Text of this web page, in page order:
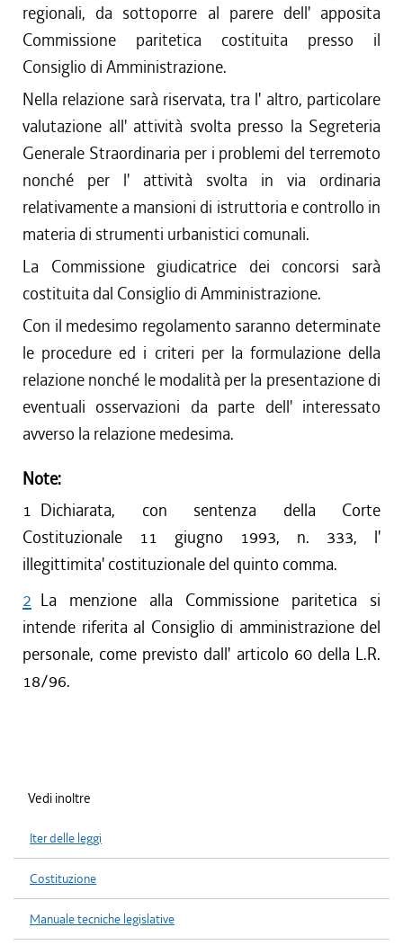
regionali, da sottoporre al parere dell' apposita
Commissione paritetica costituita presso il
Consiglio di Amministrazione.
Nella relazione sarà riservata, tra l' altro, particolare
valutazione all' attività svolta presso la Segreteria
Generale Straordinaria per i problemi del terremoto
nonché per l' attività svolta in via ordinaria
relativamente a mansioni di istruttoria e controllo in
materia di strumenti urbanistici comunali.
La Commissione giudicatrice dei concorsi sarà
costituita dal Consiglio di Amministrazione.
Con il medesimo regolamento saranno determinate
le procedure ed i criteri per la formulazione della
relazione nonché le modalità per la presentazione di
eventuali osservazioni da parte dell' interessato
avverso la relazione medesima.
Note:
1 Dichiarata, con sentenza della Corte
Costituzionale 11 giugno 1993, n. 333, l'
illegittimita' costituzionale del quinto comma.
2 La menzione alla Commissione paritetica si
intende riferita al Consiglio di amministrazione del
personale, come previsto dall' articolo 60 della L.R.
18/96.
Vedi inoltre
Iter delle leggi
Costituzione
Manuale tecniche legislative